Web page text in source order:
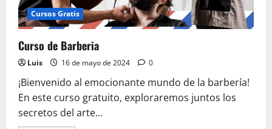
Cursos Gratis
Curso de Barberia
Luis 16 de mayo de 2024 0
¡Bienvenido al emocionante mundo de la barbería!
En este curso gratuito, exploraremos juntos los
secretos del arte...